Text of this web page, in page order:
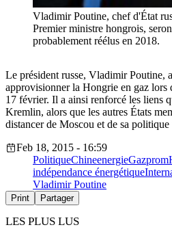
Vladimir Poutine, chef d'État
Premier ministre hongrois,
probablement réélus en 2018.
Le président russe, Vladimir Poutine,
approvisionner la Hongrie en gaz lors
17 février. Il a ainsi renforcé les liens
Kremlin, alors que les autres États
distancer de Moscou et de sa
Feb 18, 2015 - 16:59
PolitiqueChineenergieGazprom
indépendance énergétique
Vladimir Poutine
Print Partager
LES PLUS LUS